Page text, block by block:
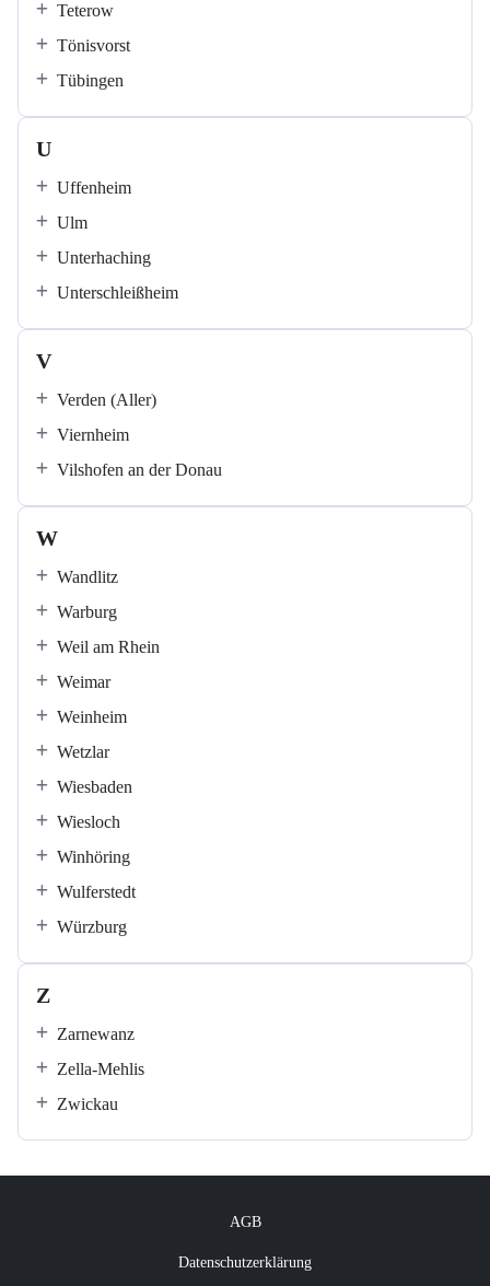
Teterow
Tönisvorst
Tübingen
U
Uffenheim
Ulm
Unterhaching
Unterschleißheim
V
Verden (Aller)
Viernheim
Vilshofen an der Donau
W
Wandlitz
Warburg
Weil am Rhein
Weimar
Weinheim
Wetzlar
Wiesbaden
Wiesloch
Winhöring
Wulferstedt
Würzburg
Z
Zarnewanz
Zella-Mehlis
Zwickau
AGB
Datenschutzerklärung